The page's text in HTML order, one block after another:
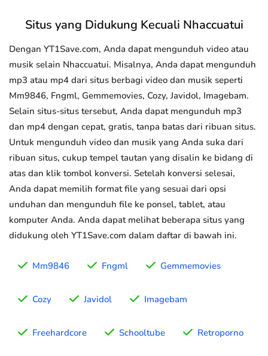
Situs yang Didukung Kecuali Nhaccuatui
Dengan YT1Save.com, Anda dapat mengunduh video atau
musik selain Nhaccuatui. Misalnya, Anda dapat mengunduh
mp3 atau mp4 dari situs berbagi video dan musik seperti
Mm9846, Fngml, Gemmemovies, Cozy, Javidol, Imagebam.
Selain situs-situs tersebut, Anda dapat mengunduh mp3
dan mp4 dengan cepat, gratis, tanpa batas dari ribuan situs.
Untuk mengunduh video dan musik yang Anda suka dari
ribuan situs, cukup tempel tautan yang disalin ke bidang di
atas dan klik tombol konversi. Setelah konversi selesai,
Anda dapat memilih format file yang sesuai dari opsi
unduhan dan mengunduh file ke ponsel, tablet, atau
komputer Anda. Anda dapat melihat beberapa situs yang
didukung oleh YT1Save.com dalam daftar di bawah ini.
Mm9846 Fngml Gemmemovies
Cozy Javidol Imagebam
Freehardcore Schooltube Retroporno